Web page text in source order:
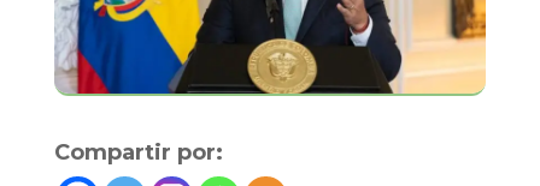
Compartir por: